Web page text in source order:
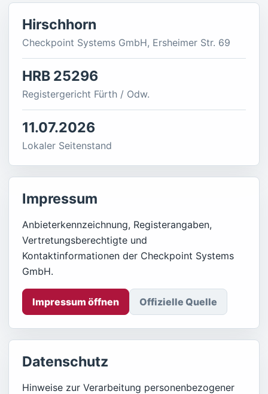
Hirschhorn
Checkpoint Systems GmbH, Ersheimer Str. 69
HRB 25296
Registergericht Fürth / Odw.
11.07.2026
Lokaler Seitenstand
Impressum
Anbieterkennzeichnung, Registerangaben,
Vertretungsberechtigte und
Kontaktinformationen der Checkpoint Systems
GmbH.
Impressum öffnen Offizielle Quelle
Datenschutz
Hinweise zur Verarbeitung personenbezogener